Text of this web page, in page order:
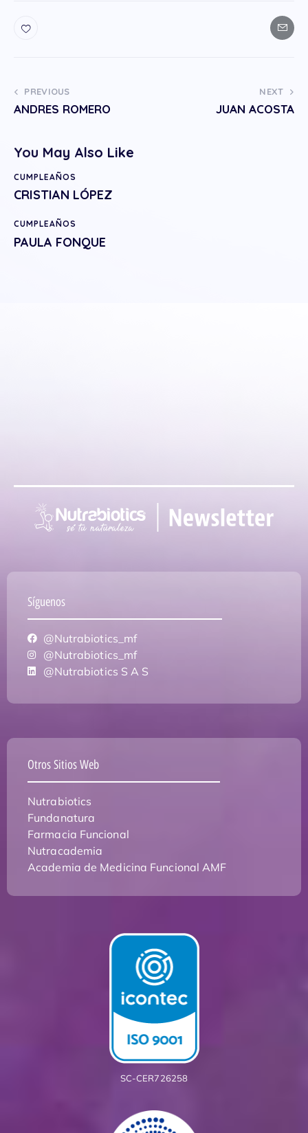
PREVIOUS
ANDRES ROMERO
NEXT
JUAN ACOSTA
You May Also Like
CUMPLEAÑOS
CRISTIAN LÓPEZ
CUMPLEAÑOS
PAULA FONQUE
Síguenos
@Nutrabiotics_mf
@Nutrabiotics_mf
@Nutrabiotics S A S
Otros Sitios Web
Nutrabiotics
Fundanatura
Farmacia Funcional
Nutracademia
Academia de Medicina Funcional AMF
SC-CER726258